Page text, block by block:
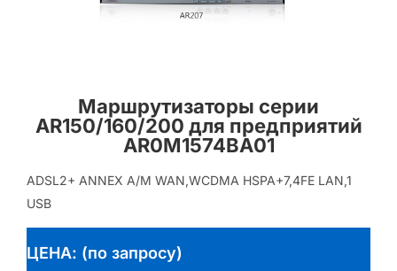
Маршрутизаторы серии
AR150/160/200 для предприятий
AR0M1574BA01
ADSL2+ ANNEX A/M WAN,WCDMA HSPA+7,4FE LAN,1
USB
ЦЕНА: (по запросу)